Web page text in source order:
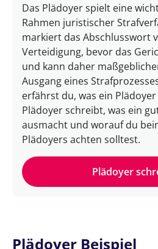
Das Plädoyer spielt eine
Rahmen juristischer
markiert das Abschlusswort
Verteidigung, bevor das
und kann daher
Ausgang eines
erfährst du, was ein
Plädoyer schreibt, was ein
ausmacht und worauf du
Plädoyers achten solltest.
Plädoyer
Plädoyer Beispiel